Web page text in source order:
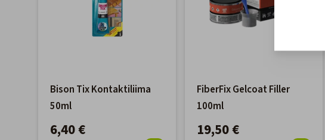
Bison Tix Kontaktiliima
50ml
6,40 €
FiberFix Gelcoat Filler
100ml
19,50 €